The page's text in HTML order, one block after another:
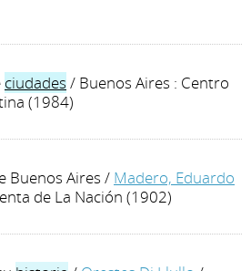
ciudades / Buenos Aires : Centro
(1984)
Buenos Aires / Madero, Eduardo
de La Nación (1902)